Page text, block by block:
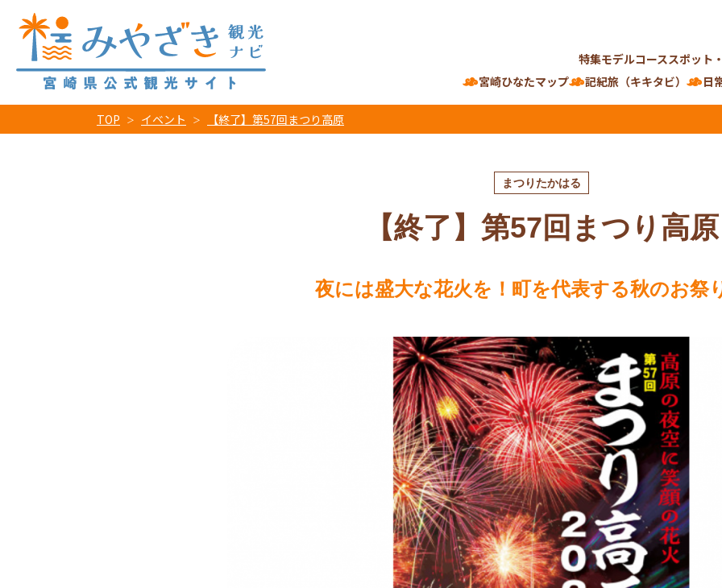
特集モデルコーススポット
宮崎ひなたマップ
記紀旅（キキタビ） 日
TOP イベント 【終了】第57回まつり高原
まつりたかはる
【終了】第57回まつり高原
夜には盛大な花火を！町を代表する秋のお祭